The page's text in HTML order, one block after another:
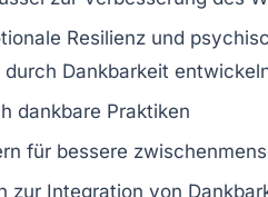
Resilienz und
durch Dankbarkeit
dankbare Praktiken
für bessere
zur Integration von